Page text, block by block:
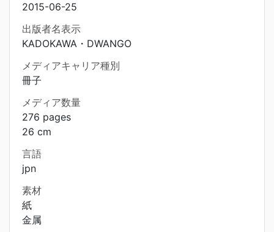
2015-06-25
出版者名表示
KADOKAWA・DWANGO
メディアキャリア種別
冊子
メディア数量
276 pages
26 cm
言語
jpn
素材
紙
金属